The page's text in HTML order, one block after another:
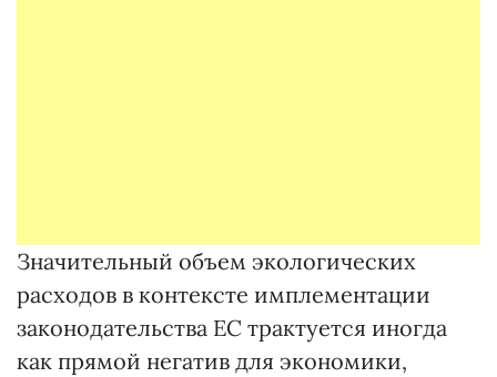
Значительный объем экологических
расходов в контексте имплементации
законодательства ЕС трактуется иногда
как прямой негатив для экономики,